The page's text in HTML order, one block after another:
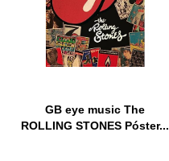
GB eye music The
ROLLING STONES Póster...